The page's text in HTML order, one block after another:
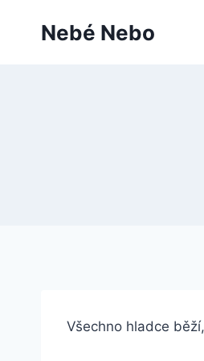
Nebé Nebo
Všechno hladce